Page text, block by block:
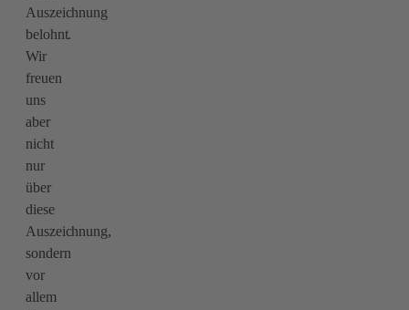
Auszeichnung
belohnt.
Wir
freuen
uns
aber
nicht
nur
über
diese
Auszeichnung,
sondern
vor
allem